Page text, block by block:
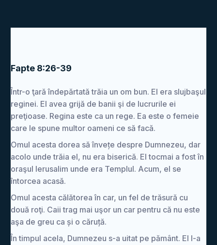
Fapte 8:26-39
Într-o ţară îndepărtată trăia un om bun. El era slujbaşul
reginei. El avea grijă de banii şi de lucrurile ei
preţioase. Regina este ca un rege. Ea este o femeie
care le spune multor oameni ce să facă.
Omul acesta dorea să învețe despre Dumnezeu, dar
acolo unde trăia el, nu era biserică. El tocmai a fost în
oraşul Ierusalim unde era Templul. Acum, el se
întorcea acasă.
Omul acesta călătorea în car, un fel de trăsură cu
două roţi. Caii trag mai uşor un car pentru că nu este
aşa de greu ca și o căruță.
În timpul acela, Dumnezeu s-a uitat pe pământ. El l-a